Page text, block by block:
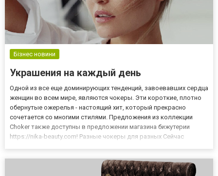
Бізнес новини
Украшения на каждый день
Одной из все еще доминирующих тенденций, завоевавших сердца
женщин во всем мире, являются чокеры. Эти короткие, плотно
обернутые ожерелья - настоящий хит, который прекрасно
сочетается со многими стилями. Предложения из коллекции
Choker также доступны в предложении магазина бижутерии
https://nika-beauty.com! Разные чокеры для разных Сейчас